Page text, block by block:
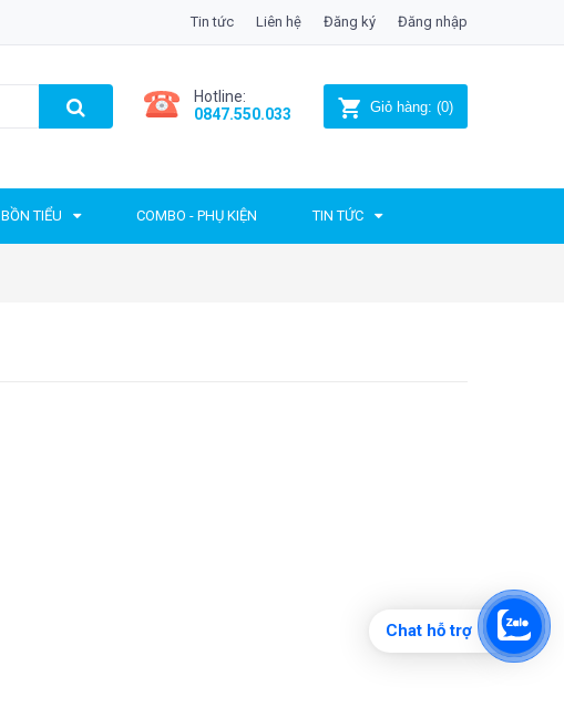
Tin tức Liên hệ Đăng ký Đăng nhập
Hotline:
0847.550.033
Giỏ hàng: (0)
BỒN TIỂU COMBO - PHỤ KIỆN TIN TỨC
Chat hỗ trợ